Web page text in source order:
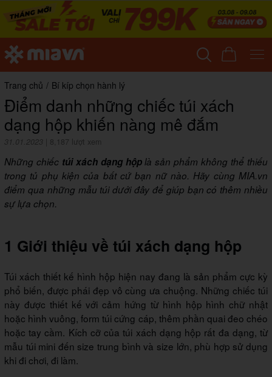
Trang chủ / Bí kíp chọn hành lý
Điểm danh những chiếc túi xách
dạng hộp khiến nàng mê đắm
31.01.2023 8,187 lượt xem
Những chiếc túi xách dạng hộplà sản phẩm không thể thiếu
trong tủ phụ kiện của bất cứ bạn nữ nào. Hãy cùng MIA.vn
điểm qua những mẫu túi dưới đây để giúp bạn có thêm nhiều
sự lựa chọn.
1 Giới thiệu về túi xách dạng hộp
Túi xách thiết kế hình hộp hiện nay đang là sản phẩm cực kỳ
phổ biến, được phái đẹp vô cùng ưa chuộng. Những chiếc túi
này được thiết kế với cảm hứng từ hình hộp hình chữ nhật
hoặc hình vuông, form túi cứng cáp, thêm phần quai đeo chéo
hoặc tay cầm. Kích cỡ của túi xách dạng hộp rất đa dạng, từ
mẫu túi mini đến size trung bình và size lớn, phù hợp sử dụng
khi đi chơi, đi làm.